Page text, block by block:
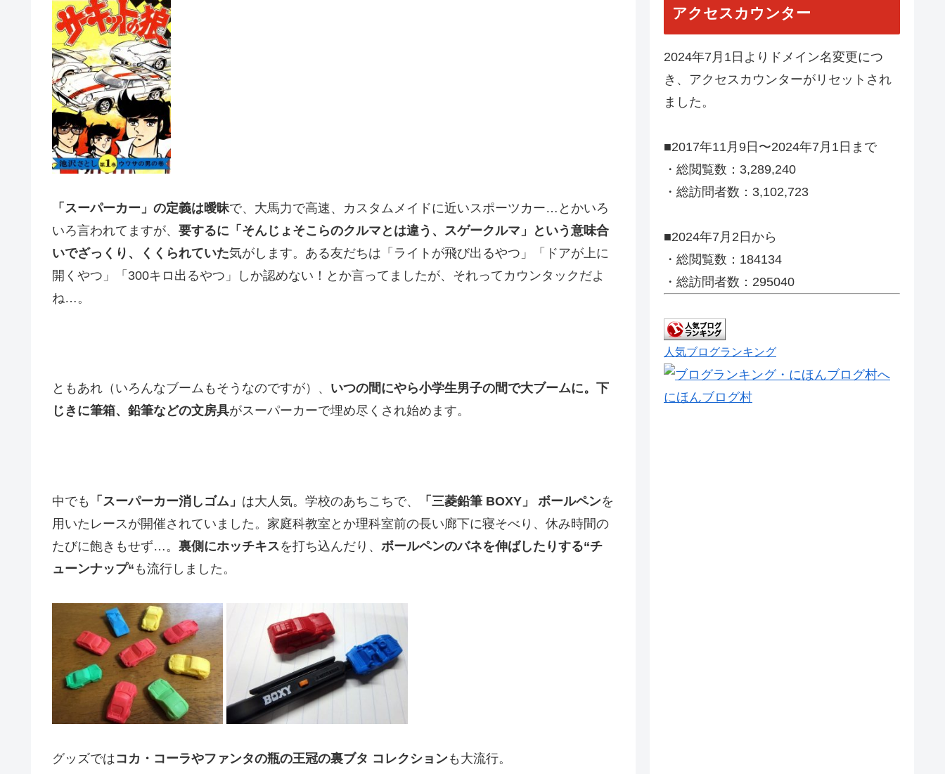
「スーパーカー」の定義は曖昧で、大馬力で高速、カスタムメイドに近いスポーツカー…とかいろ
いろ言われてますが、 要するに「そんじょそこらのクルマとは違う、スゲークルマ」という意味合
いでざっくり、くくられていた気がします。ある友だちは「ライトが飛び出るやつ」「ドアが上に
開くやつ」「300キロ出るやつ」しか認めない！とか言ってましたが、それってカウンタックだよ
ね…。
ともあれ（いろんなブームもそうなのですが）、 いつの間にやら小学生男子の間で大ブームに。下
じきに筆箱、鉛筆などの文房具がスーパーカーで埋め尽くされ始めます。
中でも 「スーパーカー消しゴム」 は大人気。学校のあちこちで、 「三菱鉛筆 BOXY」 ボールペンを
用いたレースが開催されていました。家庭科教室とか理科室前の長い廊下に寝そべり、休み時間の
たびに飽きもせず…。 裏側にホッチキスを打ち込んだり、 ボールペンのバネを伸ばしたりする“チ
ューンナップ“ も流行しました。
グッズではコカ・コーラやファンタの瓶の王冠の裏ブタ コレクションも大流行。
アクセスカウンター
2024年7月1日よりドメイン名変更につ
き、アクセスカウンターがリセットされ
ました。
■2017年11月9日〜2024年7月1日まで
・総閲覧数：3,289,240
・総訪問者数：3,102,723
■2024年7月2日から
・総閲覧数：184134
・総訪問者数：295040
人気ブログランキング
にほんブログ村